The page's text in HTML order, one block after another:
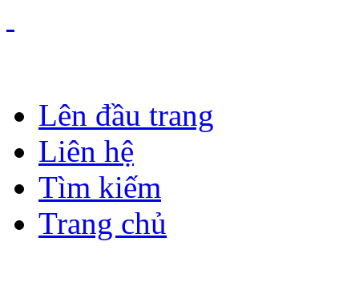
Lên đầu trang
Liên hệ
Tìm kiếm
Trang chủ